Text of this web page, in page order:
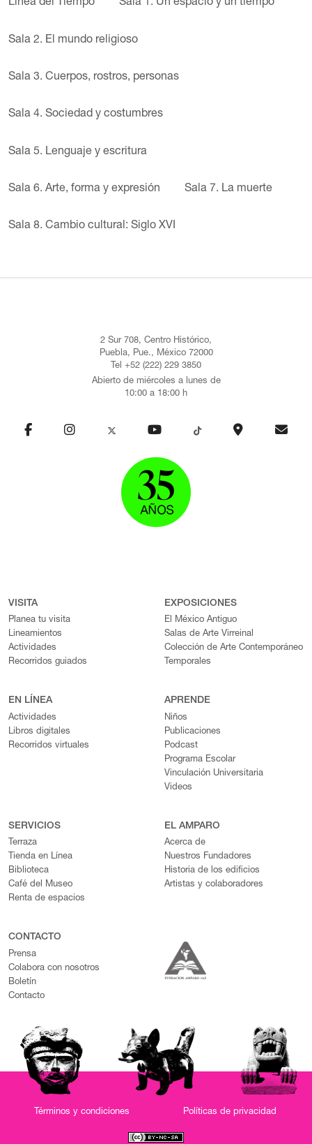
Línea del Tiempo Sala 1. Un espacio y un tiempo
Sala 2. El mundo religioso
Sala 3. Cuerpos, rostros, personas
Sala 4. Sociedad y costumbres
Sala 5. Lenguaje y escritura
Sala 6. Arte, forma y expresión Sala 7. La muerte
Sala 8. Cambio cultural: Siglo XVI
2 Sur 708, Centro Histórico,
Puebla, Pue., México 72000
Tel +52 (222) 229 3850
Abierto de miércoles a lunes de
10:00 a 18:00 h
VISITA
Planea tu visita
Lineamientos
Actividades
Recorridos guiados
EXPOSICIONES
El México Antiguo
Salas de Arte Virreinal
Colección de Arte Contemporáneo
Temporales
EN LÍNEA
Actividades
Libros digitales
Recorridos virtuales
APRENDE
Niños
Publicaciones
Podcast
Programa Escolar
Vinculación Universitaria
Videos
SERVICIOS
Terraza
Tienda en Línea
Biblioteca
Café del Museo
Renta de espacios
EL AMPARO
Acerca de
Nuestros Fundadores
Historia de los edificios
Artistas y colaboradores
CONTACTO
Prensa
Colabora con nosotros
Boletín
Contacto
Términos y condiciones Políticas de privacidad